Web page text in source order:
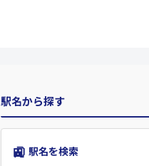
駅名から探す
🚉 駅名を検索